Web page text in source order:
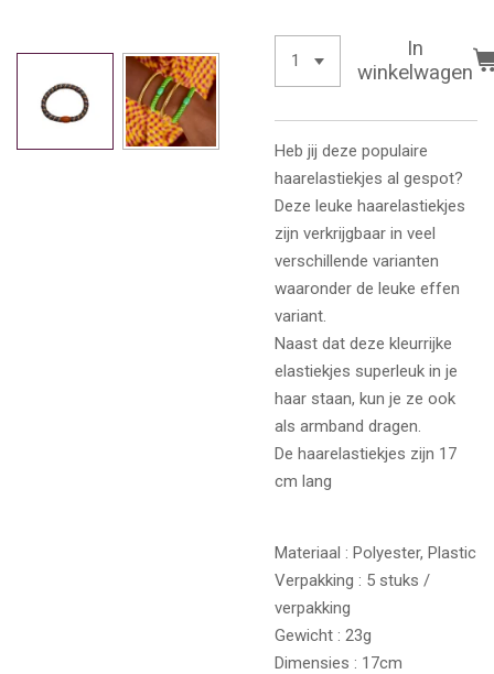
In
winkelwagen
Heb jij deze populaire
haarelastiekjes al gespot?
Deze leuke haarelastiekjes
zijn verkrijgbaar in veel
verschillende varianten
waaronder de leuke effen
variant.
Naast dat deze kleurrijke
elastiekjes superleuk in je
haar staan, kun je ze ook
als armband dragen.
De haarelastiekjes zijn 17
cm lang
Materiaal : Polyester, Plastic
Verpakking : 5 stuks /
verpakking
Gewicht : 23g
Dimensies : 17cm